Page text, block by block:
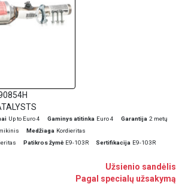
Up to Euro 4 Gaminys atitinka Euro 4 Garantija 2 metų
Medžiaga Kordieritas
Patikros žymė E9-103R Sertifikacija E9-103R
Užsienio sandėlis
Pagal specialų užsakymą